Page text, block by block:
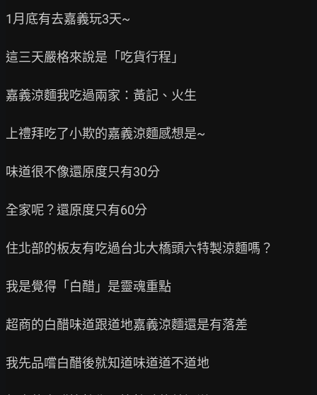
1月底有去嘉義玩3天~
這三天嚴格來說是「吃貨行程」
嘉義涼麵我吃過兩家：黃記、火生
上禮拜吃了小欺的嘉義涼麵感想是~
味道很不像還原度只有30分
全家呢？還原度只有60分
住北部的板友有吃過台北大橋頭六特製涼麵嗎？
我是覺得「白醋」是靈魂重點
超商的白醋味道跟道地嘉義涼麵還是有落差
我先品嚐白醋後就知道味道道不道地